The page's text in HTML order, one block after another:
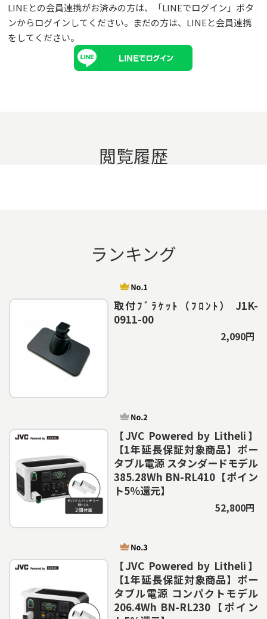
LINEとの会員連携がお済みの方は、「LINEでログイン」ボタ
ンからログインしてください。まだの方は、 LINEと会員連携
をしてください。
閲覧履歴
ランキング
取付ﾌﾞﾗｹｯﾄ（ﾌﾛﾝﾄ） J1K-
0911-00
2,090円
【JVC Powered by Litheli】
【1年延長保証対象商品】ポー
タブル電源 スタンダードモデル
385.28Wh BN-RL410【ポイン
ト5％還元】
52,800円
【JVC Powered by Litheli】
【1年延長保証対象商品】ポー
タブル電源 コンパクトモデル
206.4Wh BN-RL230【ポイン